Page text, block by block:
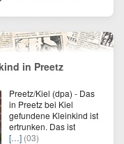
in Preetz
Preetz/Kiel (dpa) - Das
in Preetz bei Kiel
gefundene Kleinkind ist
ertrunken. Das ist
[…] (03)